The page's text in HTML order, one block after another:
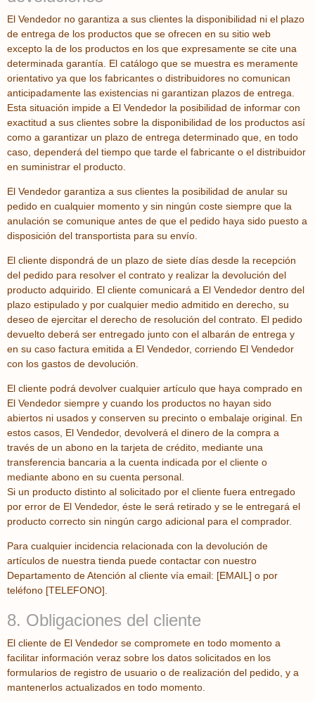
El Vendedor no garantiza a sus clientes la disponibilidad ni el plazo
de entrega de los productos que se ofrecen en su sitio web
excepto la de los productos en los que expresamente se cite una
determinada garantía. El catálogo que se muestra es meramente
orientativo ya que los fabricantes o distribuidores no comunican
anticipadamente las existencias ni garantizan plazos de entrega.
Esta situación impide a El Vendedor la posibilidad de informar con
exactitud a sus clientes sobre la disponibilidad de los productos así
como a garantizar un plazo de entrega determinado que, en todo
caso, dependerá del tiempo que tarde el fabricante o el distribuidor
en suministrar el producto.
El Vendedor garantiza a sus clientes la posibilidad de anular su
pedido en cualquier momento y sin ningún coste siempre que la
anulación se comunique antes de que el pedido haya sido puesto a
disposición del transportista para su envío.
El cliente dispondrá de un plazo de siete días desde la recepción
del pedido para resolver el contrato y realizar la devolución del
producto adquirido. El cliente comunicará a El Vendedor dentro del
plazo estipulado y por cualquier medio admitido en derecho, su
deseo de ejercitar el derecho de resolución del contrato. El pedido
devuelto deberá ser entregado junto con el albarán de entrega y
en su caso factura emitida a El Vendedor, corriendo El Vendedor
con los gastos de devolución.
El cliente podrá devolver cualquier artículo que haya comprado en
El Vendedor siempre y cuando los productos no hayan sido
abiertos ni usados y conserven su precinto o embalaje original. En
estos casos, El Vendedor, devolverá el dinero de la compra a
través de un abono en la tarjeta de crédito, mediante una
transferencia bancaria a la cuenta indicada por el cliente o
mediante abono en su cuenta personal.
Si un producto distinto al solicitado por el cliente fuera entregado
por error de El Vendedor, éste le será retirado y se le entregará el
producto correcto sin ningún cargo adicional para el comprador.
Para cualquier incidencia relacionada con la devolución de
artículos de nuestra tienda puede contactar con nuestro
Departamento de Atención al cliente vía email: [EMAIL] o por
teléfono [TELEFONO].
8. Obligaciones del cliente
El cliente de El Vendedor se compromete en todo momento a
facilitar información veraz sobre los datos solicitados en los
formularios de registro de usuario o de realización del pedido, y a
mantenerlos actualizados en todo momento.